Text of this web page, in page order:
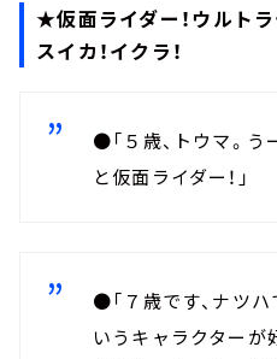
★仮面ライダー！ウルトラ
スイカ！イクラ！
●「５歳、トウマ。う
と仮面ライダー！」
●「７歳です、ナツ
いうキャラクターが